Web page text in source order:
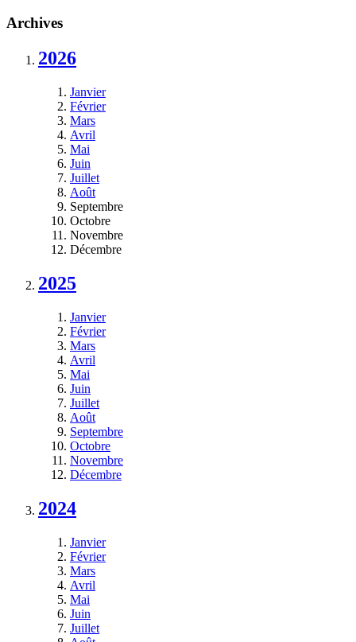
Archives
2026
Janvier
Février
Mars
Avril
Mai
Juin
Juillet
Août
Septembre
Octobre
Novembre
Décembre
2025
Janvier
Février
Mars
Avril
Mai
Juin
Juillet
Août
Septembre
Octobre
Novembre
Décembre
2024
Janvier
Février
Mars
Avril
Mai
Juin
Juillet